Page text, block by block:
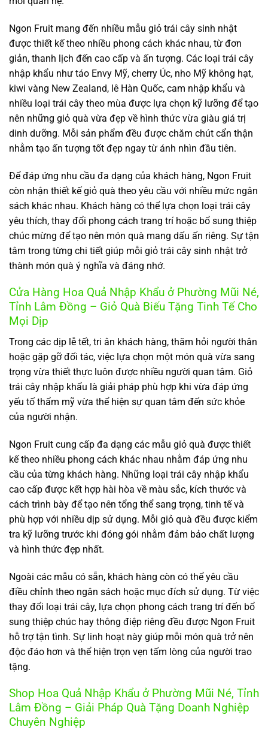
Ngon Fruit mang đến nhiều mẫu giỏ trái cây sinh nhật
được thiết kế theo nhiều phong cách khác nhau, từ đơn
giản, thanh lịch đến cao cấp và ấn tượng. Các loại trái cây
nhập khẩu như táo Envy Mỹ, cherry Úc, nho Mỹ không hạt,
kiwi vàng New Zealand, lê Hàn Quốc, cam nhập khẩu và
nhiều loại trái cây theo mùa được lựa chọn kỹ lưỡng để tạo
nên những giỏ quà vừa đẹp về hình thức vừa giàu giá trị
dinh dưỡng. Mỗi sản phẩm đều được chăm chút cẩn thận
nhằm tạo ấn tượng tốt đẹp ngay từ ánh nhìn đầu tiên.
Để đáp ứng nhu cầu đa dạng của khách hàng, Ngon Fruit
còn nhận thiết kế giỏ quà theo yêu cầu với nhiều mức ngân
sách khác nhau. Khách hàng có thể lựa chọn loại trái cây
yêu thích, thay đổi phong cách trang trí hoặc bổ sung thiệp
chúc mừng để tạo nên món quà mang dấu ấn riêng. Sự tận
tâm trong từng chi tiết giúp mỗi giỏ trái cây sinh nhật trở
thành món quà ý nghĩa và đáng nhớ.
Cửa Hàng Hoa Quả Nhập Khẩu ở Phường Mũi Né,
Tỉnh Lâm Đồng – Giỏ Quà Biếu Tặng Tinh Tế Cho
Mọi Dịp
Trong các dịp lễ tết, tri ân khách hàng, thăm hỏi người thân
hoặc gặp gỡ đối tác, việc lựa chọn một món quà vừa sang
trọng vừa thiết thực luôn được nhiều người quan tâm. Giỏ
trái cây nhập khẩu là giải pháp phù hợp khi vừa đáp ứng
yếu tố thẩm mỹ vừa thể hiện sự quan tâm đến sức khỏe
của người nhận.
Ngon Fruit cung cấp đa dạng các mẫu giỏ quà được thiết
kế theo nhiều phong cách khác nhau nhằm đáp ứng nhu
cầu của từng khách hàng. Những loại trái cây nhập khẩu
cao cấp được kết hợp hài hòa về màu sắc, kích thước và
cách trình bày để tạo nên tổng thể sang trọng, tinh tế và
phù hợp với nhiều dịp sử dụng. Mỗi giỏ quà đều được kiểm
tra kỹ lưỡng trước khi đóng gói nhằm đảm bảo chất lượng
và hình thức đẹp nhất.
Ngoài các mẫu có sẵn, khách hàng còn có thể yêu cầu
điều chỉnh theo ngân sách hoặc mục đích sử dụng. Từ việc
thay đổi loại trái cây, lựa chọn phong cách trang trí đến bổ
sung thiệp chúc hay thông điệp riêng đều được Ngon Fruit
hỗ trợ tận tình. Sự linh hoạt này giúp mỗi món quà trở nên
độc đáo hơn và thể hiện trọn vẹn tấm lòng của người trao
tặng.
Shop Hoa Quả Nhập Khẩu ở Phường Mũi Né, Tỉnh
Lâm Đồng – Giải Pháp Quà Tặng Doanh Nghiệp
Chuyên Nghiệp